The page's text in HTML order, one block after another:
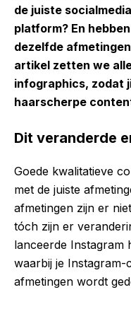
de juiste
platform? En
dezelfde
artikel zetten we
infographics, zodat
haarscherpe
Dit veranderde
Goede kwalitatieve
met de juiste
afmetingen zijn er
tóch zijn er
lanceerde Instagram
waarbij je Instagram-
afmetingen wordt